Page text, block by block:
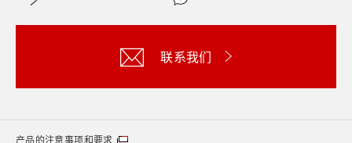
联系我们
产品的注意事项和要求